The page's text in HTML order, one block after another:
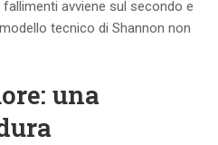
avviene sul secondo e
tecnico di Shannon non
una